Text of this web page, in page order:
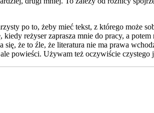
po to, żeby mieć tekst, z którego może
reżyser zaprasza mnie do pracy, a
że to źle, że literatura nie ma prawa
powieści. Używam też oczywiście czystego